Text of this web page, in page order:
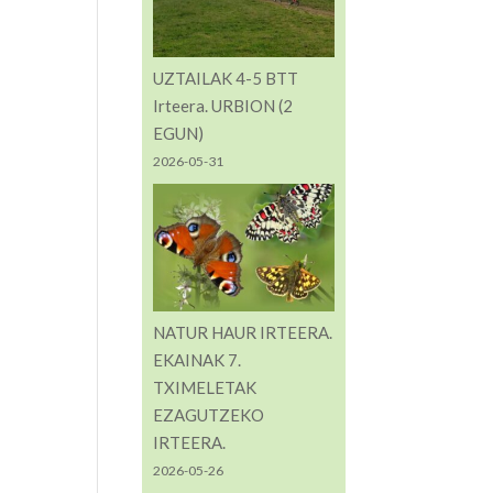
UZTAILAK 4-5 BTT
Irteera. URBION (2
EGUN)
2026-05-31
NATUR HAUR IRTEERA.
EKAINAK 7.
TXIMELETAK
EZAGUTZEKO
IRTEERA.
2026-05-26